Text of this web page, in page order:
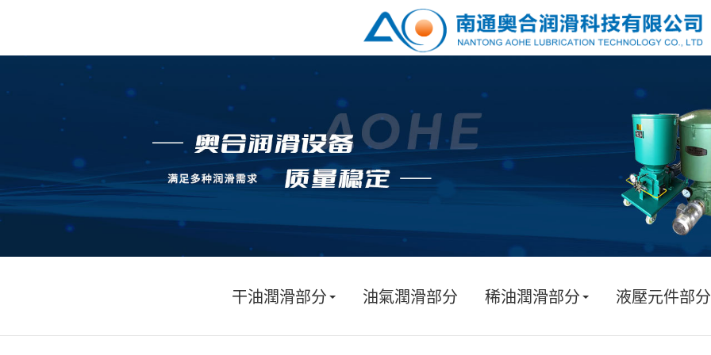
干油潤滑部分 油氣潤滑部分 稀油潤滑部分 液壓元件部分